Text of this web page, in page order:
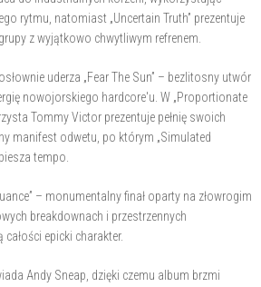
rytmu, natomiast „Uncertain Truth” prezentuje
z wyjątkowo chwytliwym refrenem.
uderza „Fear The Sun” – bezlitosny utwór
nowojorskiego hardcore'u. W „Proportionate
Tommy Victor prezentuje pełnię swoich
manifest odwetu, po którym „Simulated
tempo.
– monumentalny finał oparty na złowrogim
breakdownach i przestrzennych
epicki charakter.
Andy Sneap, dzięki czemu album brzmi